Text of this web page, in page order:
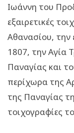
Ιωάννη του
εξαιρετικές
Αθανασίου, την
1807, την Αγία
Παναγίας και
περίχωρα της
της Παναγίας
τοιχογραφίες